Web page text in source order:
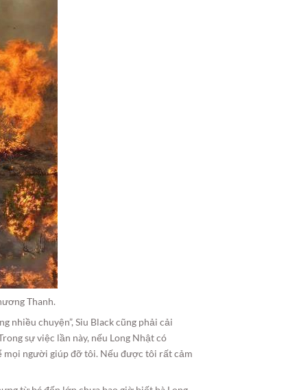
Thanh.
nhiều chuyện”, Siu Black cũng phải cải
sự việc lần này, nếu Long Nhật có
mọi người giúp đỡ tôi. Nếu được tôi rất cảm